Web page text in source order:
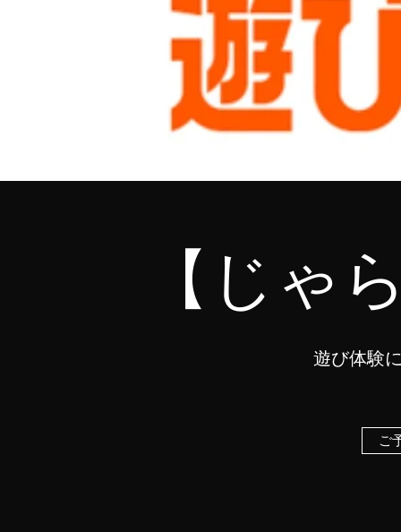
【じゃ
遊び体験
ご